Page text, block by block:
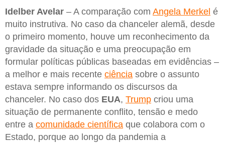
Idelber Avelar – A comparação com Angela Merkel é
muito instrutiva. No caso da chanceler alemã, desde
o primeiro momento, houve um reconhecimento da
gravidade da situação e uma preocupação em
formular políticas públicas baseadas em evidências –
a melhor e mais recente ciência sobre o assunto
estava sempre informando os discursos da
chanceler. No caso dos EUA, Trump criou uma
situação de permanente conflito, tensão e medo
entre a comunidade científica que colabora com o
Estado, porque ao longo da pandemia a